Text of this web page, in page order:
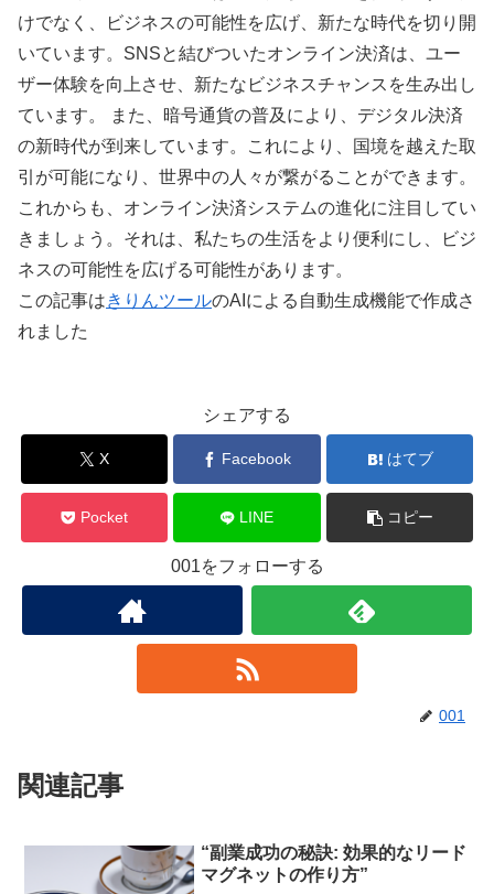
けでなく、ビジネスの可能性を広げ、新たな時代を切り開
いています。SNSと結びついたオンライン決済は、ユー
ザー体験を向上させ、新たなビジネスチャンスを生み出し
ています。 また、暗号通貨の普及により、デジタル決済
の新時代が到来しています。これにより、国境を越えた取
引が可能になり、世界中の人々が繋がることができます。
これからも、オンライン決済システムの進化に注目してい
きましょう。それは、私たちの生活をより便利にし、ビジ
ネスの可能性を広げる可能性があります。
この記事はきりんツールのAIによる自動生成機能で作成さ
れました
シェアする
X Facebook はてブ
Pocket LINE コピー
001をフォローする
001
関連記事
“副業成功の秘訣: 効果的なリード
マグネットの作り方”